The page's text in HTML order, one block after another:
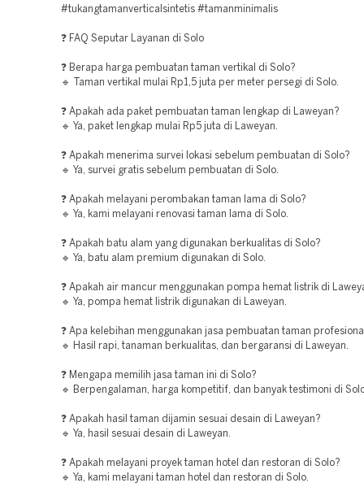
#tukangtamanverticalsintetis #tamanminimalis
❓ FAQ Seputar Layanan di Solo
❓ Berapa harga pembuatan taman vertikal di Solo?
🔹 Taman vertikal mulai Rp1,5 juta per meter persegi di Solo.
❓ Apakah ada paket pembuatan taman lengkap di Laweyan?
🔹 Ya, paket lengkap mulai Rp5 juta di Laweyan.
❓ Apakah menerima survei lokasi sebelum pembuatan di Solo?
🔹 Ya, survei gratis sebelum pembuatan di Solo.
❓ Apakah melayani perombakan taman lama di Solo?
🔹 Ya, kami melayani renovasi taman lama di Solo.
❓ Apakah batu alam yang digunakan berkualitas di Solo?
🔹 Ya, batu alam premium digunakan di Solo.
❓ Apakah air mancur menggunakan pompa hemat listrik di
🔹 Ya, pompa hemat listrik digunakan di Laweyan.
❓ Apa kelebihan menggunakan jasa pembuatan taman
🔹 Hasil rapi, tanaman berkualitas, dan bergaransi di Laweyan.
❓ Mengapa memilih jasa taman ini di Solo?
🔹 Berpengalaman, harga kompetitif, dan banyak testimoni di
❓ Apakah hasil taman dijamin sesuai desain di Laweyan?
🔹 Ya, hasil sesuai desain di Laweyan.
❓ Apakah melayani proyek taman hotel dan restoran di Solo?
🔹 Ya, kami melayani taman hotel dan restoran di Solo.